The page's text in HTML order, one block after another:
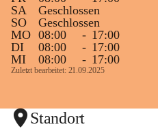
SA
Geschlossen
SO
Geschlossen
MO 08:00 - 17:00
DI
08:00 - 17:00
MI
08:00 - 17:00
Zuletzt bearbeitet: 21.09.2025
Standort